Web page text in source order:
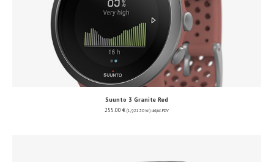
Suunto 3 Granite Red
255.00 € (1,921.30 kn) uključ. PDV